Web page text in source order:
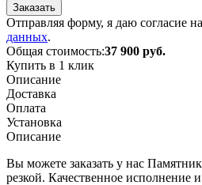
Заказать
Отправляя форму, я даю согласие
данных.
Общая стоимость:37 900 руб.
Купить в 1 клик
Описание
Доставка
Оплата
Установка
Описание
Вы можете заказать у нас
резкой. Качественное исполнение